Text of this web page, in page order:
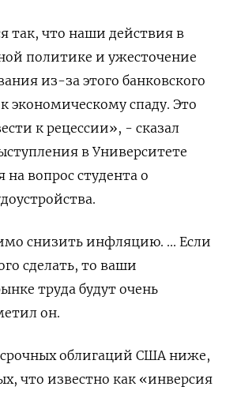
так, что наши действия в
политике и ужесточение
из-за этого банковского
экономическому спаду. Это
к рецессии», - сказал
в Университете
вопрос студента о
снизить инфляцию. ... Если
сделать, то ваши
труда будут очень
он.
облигаций США ниже,
что известно как «инверсия